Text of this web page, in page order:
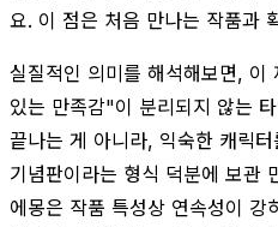
요. 이 점은 처음 만나는 작품과
실질적인 의미를 해석해보면,
있는 만족감"이 분리되지 않는
끝나는 게 아니라, 익숙한 캐릭
기념판이라는 형식 덕분에 보관
에몽은 작품 특성상 연속성이 강